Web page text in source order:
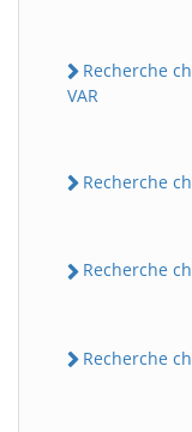
Recherche
VAR
Recherche
Recherche
Recherche